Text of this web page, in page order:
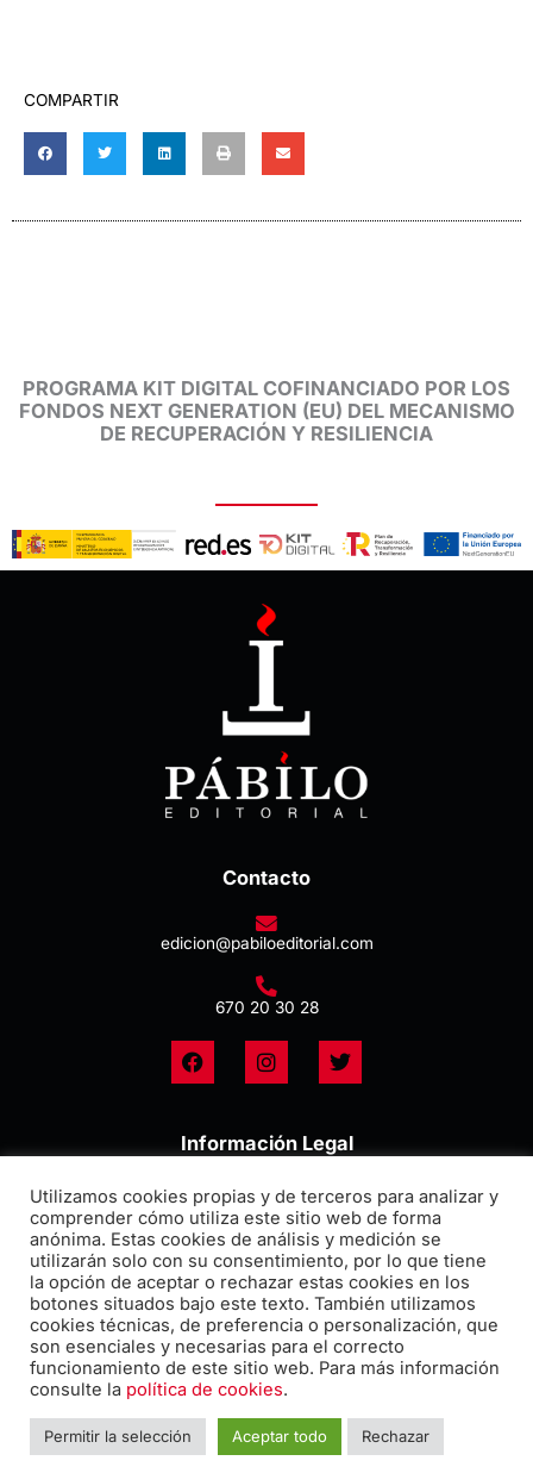
COMPARTIR
PROGRAMA KIT DIGITAL COFINANCIADO POR LOS
FONDOS NEXT GENERATION (EU) DEL MECANISMO
DE RECUPERACIÓN Y RESILIENCIA
Contacto
edicion@pabiloeditorial.com
670 20 30 28
F
a
b
o
k
I
n
a
g
a
m
T
w
t
e
Información Legal
Aviso Legal
Política de Privacidad
Política de Cookies
Declaración de accesibilidad
COPYRIGHT © 2026 – PÁBILO EDITORIAL
Diseño web por
Utilizamos cookies propias y de terceros para analizar y
comprender cómo utiliza este sitio web de forma
anónima. Estas cookies de análisis y medición se
utilizarán solo con su consentimiento, por lo que tiene
la opción de aceptar o rechazar estas cookies en los
botones situados bajo este texto. También utilizamos
cookies técnicas, de preferencia o personalización, que
son esenciales y necesarias para el correcto
funcionamiento de este sitio web. Para más información
consulte la política de cookies.
Permitir la selección Aceptar todo Rechazar